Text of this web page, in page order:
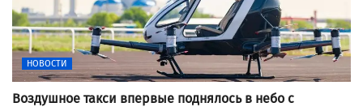
НОВОСТИ
Воздушное такси впервые поднялось в небо с